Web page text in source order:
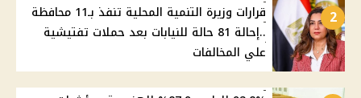
2
قرارات وزيرة التنمية المحلية تنفذ بـ11 محافظة
..إحالة 81 حالة للنيابات بعد حملات تفتيشية
علي المخالفات